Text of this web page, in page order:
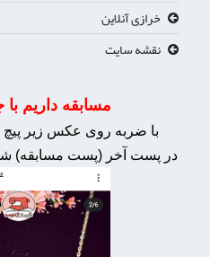
خرازی آنلاین
نقشه سایت
مسابقه داریم با
با ضربه روی عکس زیر پیچ
در پست آخر (پست مسابقه)